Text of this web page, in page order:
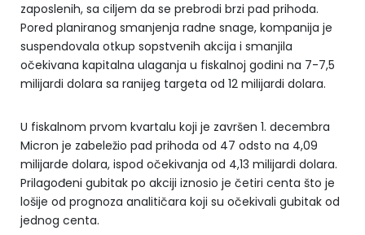
zaposlenih, sa ciljem da se prebrodi brzi pad prihoda.
Pored planiranog smanjenja radne snage, kompanija je
suspendovala otkup sopstvenih akcija i smanjila
očekivana kapitalna ulaganja u fiskalnoj godini na 7-7,5
milijardi dolara sa ranijeg targeta od 12 milijardi dolara.
U fiskalnom prvom kvartalu koji je završen 1. decembra
Micron je zabeležio pad prihoda od 47 odsto na 4,09
milijarde dolara, ispod očekivanja od 4,13 milijardi dolara.
Prilagođeni gubitak po akciji iznosio je četiri centa što je
lošije od prognoza analitičara koji su očekivali gubitak od
jednog centa.